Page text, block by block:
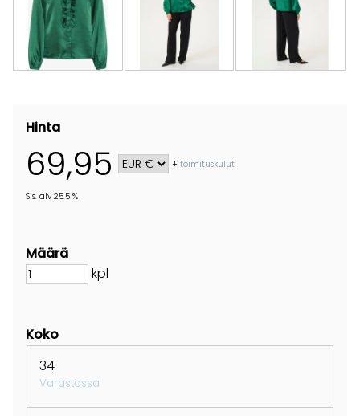
Hinta
69,95 +toimituskulut
Sis. alv 25.5 %
Määrä
kpl
Koko
34
Varastossa